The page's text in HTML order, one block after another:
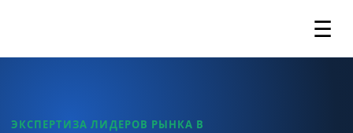
☰
ЭКСПЕРТИЗА ЛИДЕРОВ РЫНКА В